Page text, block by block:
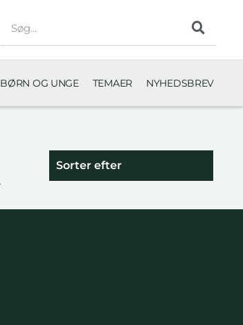
BØRN OG UNGE TEMAER NYHEDSBREV
Sorter efter